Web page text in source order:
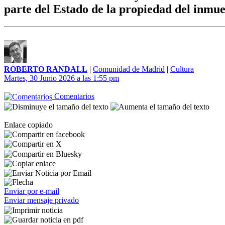
parte del Estado de la propiedad del
ROBERTO RANDALL | Comunidad de Madrid | Cultura
Martes, 30 Junio 2026 a las 1:55 pm
Comentarios
Enlace copiado
Enviar por e-mail
Enviar mensaje privado